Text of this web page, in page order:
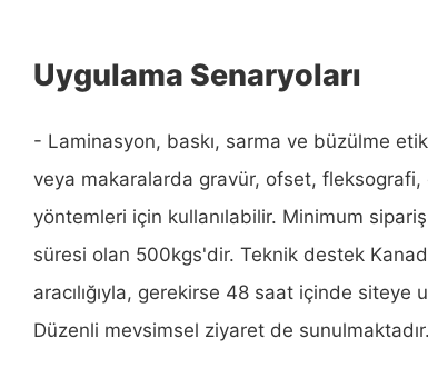
Uygulama Senaryoları
- Laminasyon, baskı, sarma ve büzülme
veya makaralarda gravür, ofset, fleksografi,
yöntemleri için kullanılabilir. Minimum
süresi olan 500kgs'dir. Teknik destek
aracılığıyla, gerekirse 48 saat içinde siteye
Düzenli mevsimsel ziyaret de sunulmaktadır.